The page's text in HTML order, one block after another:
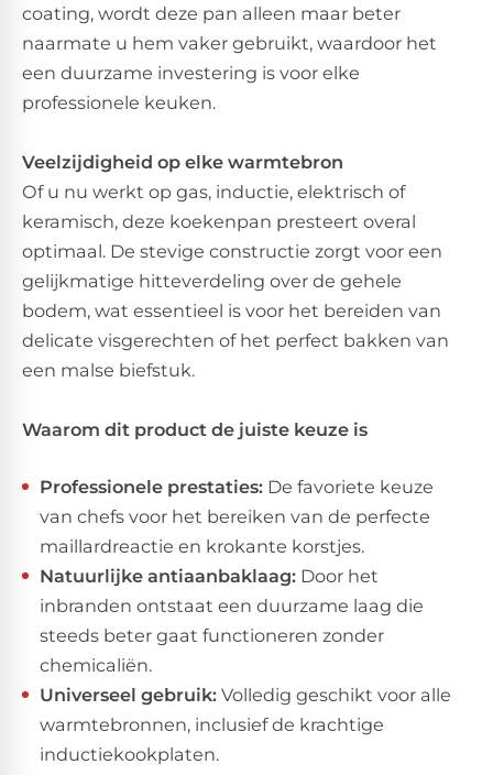
coating, wordt deze pan alleen maar beter
naarmate u hem vaker gebruikt, waardoor het
een duurzame investering is voor elke
professionele keuken.
Veelzijdigheid op elke warmtebron
Of u nu werkt op gas, inductie, elektrisch of
keramisch, deze koekenpan presteert overal
optimaal. De stevige constructie zorgt voor een
gelijkmatige hitteverdeling over de gehele
bodem, wat essentieel is voor het bereiden van
delicate visgerechten of het perfect bakken van
een malse biefstuk.
Waarom dit product de juiste keuze is
Professionele prestaties: De favoriete keuze
van chefs voor het bereiken van de perfecte
maillardreactie en krokante korstjes.
Natuurlijke antiaanbaklaag: Door het
inbranden ontstaat een duurzame laag die
steeds beter gaat functioneren zonder
chemicaliën.
Universeel gebruik: Volledig geschikt voor alle
warmtebronnen, inclusief de krachtige
inductiekookplaten.